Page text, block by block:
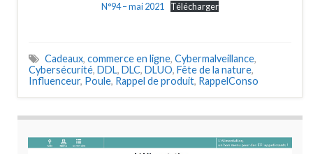
N°94 – mai 2021 Télécharger
Cadeaux, commerce en ligne, Cybermalveillance,
Cybersécurité, DDL, DLC, DLUO, Fête de la nature,
Influenceur, Poule, Rappel de produit, RappelConso